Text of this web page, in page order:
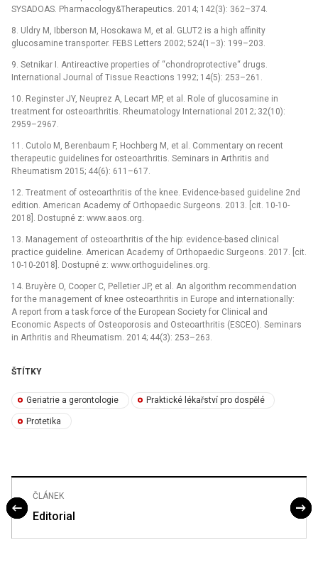
SYSADOAS. Pharmacology&Therapeutics. 2014; 142(3): 362–374.
8. Uldry M, Ibberson M, Hosokawa M, et al. GLUT2 is a high affinity
glucosamine transporter. FEBS Letters 2002; 524(1–3): 199–203.
9. Setnikar I. Antireactive properties of “chondroprotective“ drugs.
International Journal of Tissue Reactions 1992; 14(5): 253–261.
10. Reginster JY, Neuprez A, Lecart MP, et al. Role of glucosamine in
treatment for osteoarthritis. Rheumatology International 2012; 32(10):
2959–2967.
11. Cutolo M, Berenbaum F, Hochberg M, et al. Commentary on recent
therapeutic guidelines for osteoarthritis. Seminars in Arthritis and
Rheumatism 2015; 44(6): 611–617.
12. Treatment of osteoarthritis of the knee. Evidence-based guideline 2nd
edition. American Academy of Orthopaedic Surgeons. 2013. [cit. 10-10-
2018]. Dostupné z: www.aaos.org.
13. Management of osteoarthritis of the hip: evidence-based clinical
practice guideline. American Academy of Orthopaedic Surgeons. 2017. [cit.
10-10-2018]. Dostupné z: www.orthoguidelines.org.
14. Bruyère O, Cooper C, Pelletier JP, et al. An algorithm recommendation
for the management of knee osteoarthritis in Europe and internationally:
A report from a task force of the European Society for Clinical and
Economic Aspects of Osteoporosis and Osteoarthritis (ESCEO). Seminars
in Arthritis and Rheumatism. 2014; 44(3): 253–263.
ŠTÍTKY
Geriatrie a gerontologie Praktické lékařství pro dospělé
Protetika
ČLÁNEK
Editorial